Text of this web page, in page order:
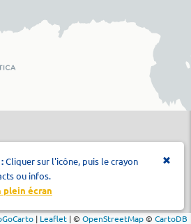
| Leaflet |© OpenStreetMap© CartoDB
Cliquer sur l'icône, puis le crayon
ou infos.
plein écran